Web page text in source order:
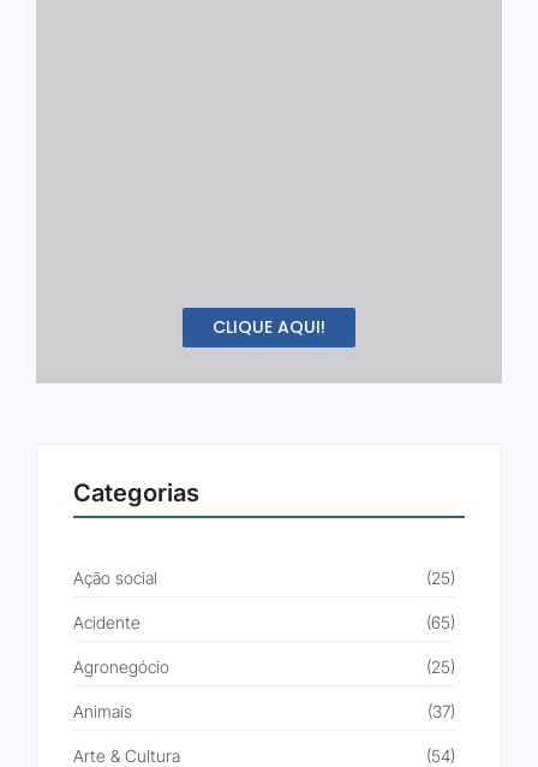
CLIQUE AQUI!
Categorias
Ação social (25)
Acidente (65)
Agronegócio (25)
Animais (37)
Arte & Cultura (54)